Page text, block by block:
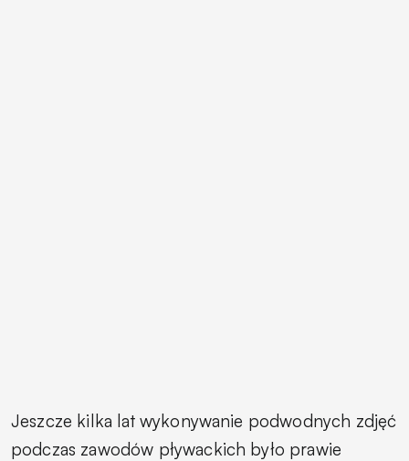
Jeszcze kilka lat wykonywanie podwodnych zdjęć
podczas zawodów pływackich było prawie